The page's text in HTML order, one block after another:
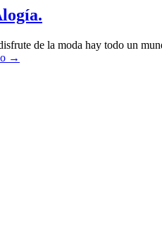
de la moda hay todo un
→